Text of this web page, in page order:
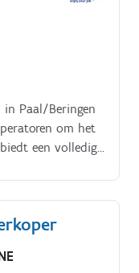
in Paal/Beringen
om het
een volledig
Alles
en
job echt jouw